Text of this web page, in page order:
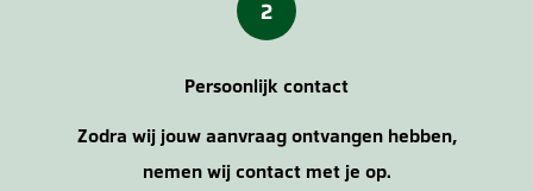
2
Persoonlijk contact
Zodra wij jouw aanvraag ontvangen hebben,
nemen wij contact met je op.